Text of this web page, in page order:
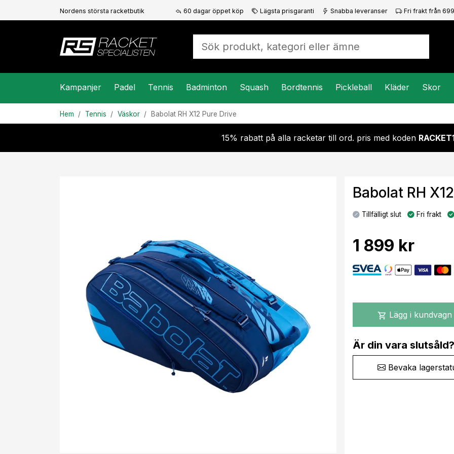
Nordens största racketbutik 60 dagar öppet köp Lägsta prisgaranti Snabba leveranser Fri frakt från
Kampanjer Padel Tennis Badminton Squash Bordtennis Pickleball Kläder Skor
Hem Tennis Väskor Babolat RH X12 Pure Drive
15% rabatt på alla racketar till ord. pris med koden
Babolat RH
Tillfälligt slut Fri frakt
1 899 kr
shopping_cart Lägg i kundvagn
Är din vara slutsåld?
Bevaka